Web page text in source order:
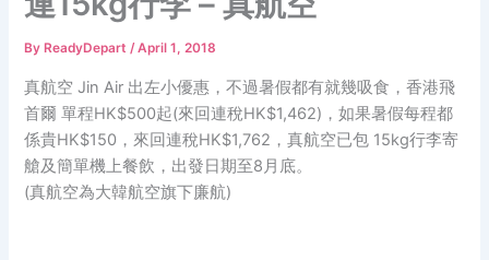
By ReadyDepart/April 1, 2018
真航空 Jin Air 出左小優惠，不過暑假都有就幾吸食，香港飛
首爾 單程HK$500起(來回連稅HK$1,462)，如果暑假每程都
係貴HK$150，來回連稅HK$1,762，真航空已包 15kg行李寄
艙及簡單機上餐飲，出發日期至8月底。
(真航空為大韓航空旗下廉航)